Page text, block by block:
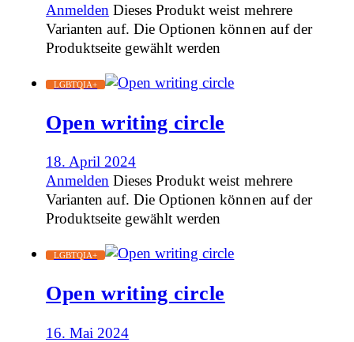
Anmelden Dieses Produkt weist mehrere
Varianten auf. Die Optionen können auf der
Produktseite gewählt werden
LGBTQIA+
Open writing circle
18. April 2024
Anmelden Dieses Produkt weist mehrere
Varianten auf. Die Optionen können auf der
Produktseite gewählt werden
LGBTQIA+
Open writing circle
16. Mai 2024